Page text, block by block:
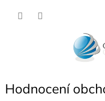
Hodnocení